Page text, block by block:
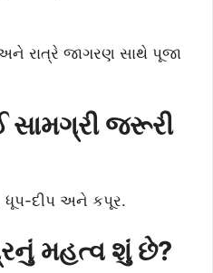
રાત્રે જાગરણ સાથે પૂજા
સામગ્રી જરૂરી
ધૂપ-દીપ અને કપૂર.
મહત્વ શું છે?